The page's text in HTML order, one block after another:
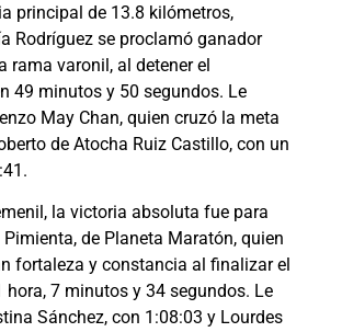
principal de 13.8 kilómetros,
Rodríguez se proclamó ganador
rama varonil, al detener el
49 minutos y 50 segundos. Le
May Chan, quien cruzó la meta
de Atocha Ruiz Castillo, con un
la victoria absoluta fue para
de Planeta Maratón, quien
fortaleza y constancia al finalizar el
hora, 7 minutos y 34 segundos. Le
Sánchez, con 1:08:03 y Lourdes